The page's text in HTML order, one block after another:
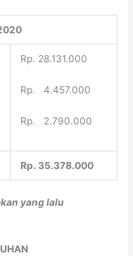
Rp. 28.131.000
Rp. 4.457.000
Rp. 2.790.000
Rp. 35.378.000
yang lalu